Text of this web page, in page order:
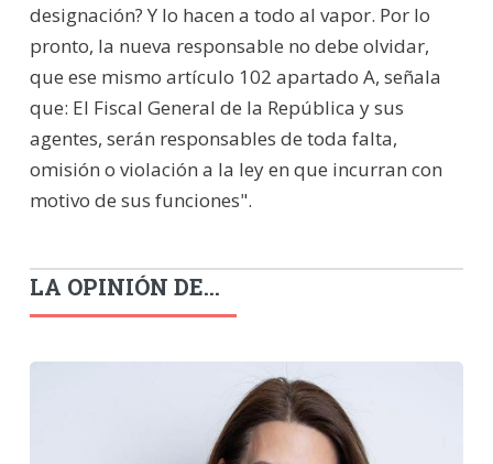
designación? Y lo hacen a todo al vapor. Por lo
pronto, la nueva responsable no debe olvidar,
que ese mismo artículo 102 apartado A, señala
que: El Fiscal General de la República y sus
agentes, serán responsables de toda falta,
omisión o violación a la ley en que incurran con
motivo de sus funciones".
LA OPINIÓN DE...